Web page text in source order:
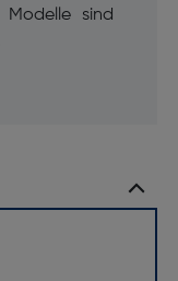
sind